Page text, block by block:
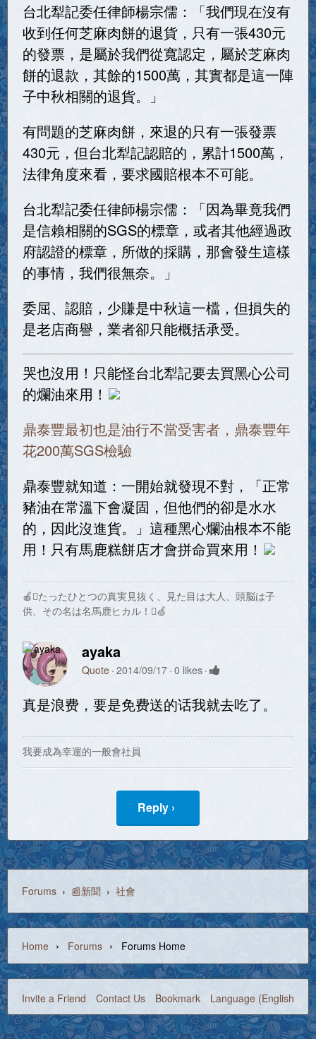
台北犁記委任律師楊宗儒：「我們現在沒有
收到任何芝麻肉餅的退貨，只有一張430元
的發票，是屬於我們從寬認定，屬於芝麻肉
餅的退款，其餘的1500萬，其實都是這一陣
子中秋相關的退貨。」
有問題的芝麻肉餅，來退的只有一張發票
430元，但台北犁記認賠的，累計1500萬，
法律角度來看，要求國賠根本不可能。
台北犁記委任律師楊宗儒：「因為畢竟我們
是信賴相關的SGS的標章，或者其他經過政
府認證的標章，所做的採購，那會發生這樣
的事情，我們很無奈。」
委屈、認賠，少賺是中秋這一檔，但損失的
是老店商譽，業者卻只能概括承受。
哭也沒用！只能怪台北犁記要去買黑心公司
的爛油來用！
鼎泰豐最初也是油行不當受害者，鼎泰豐年
花200萬SGS檢驗
鼎泰豐就知道：一開始就發現不對，「正常
豬油在常溫下會凝固，但他們的卻是水水
的，因此沒進貨。」這種黑心爛油根本不能
用！只有馬鹿糕餅店才會拼命買來用！
🍎たったひとつの真実見抜く、見た目は大人、頭脳は子
供、その名は名馬鹿ヒカル！🍏
ayaka
Quote 2014/09/17 0 likes
真是浪费，要是免费送的话我就去吃了。
我要成為幸運的一般會社員
Reply ›
Forums › 📰新聞 › 社會
Home › Forums › Forums Home
Invite a Friend Contact Us Bookmark Language (English)